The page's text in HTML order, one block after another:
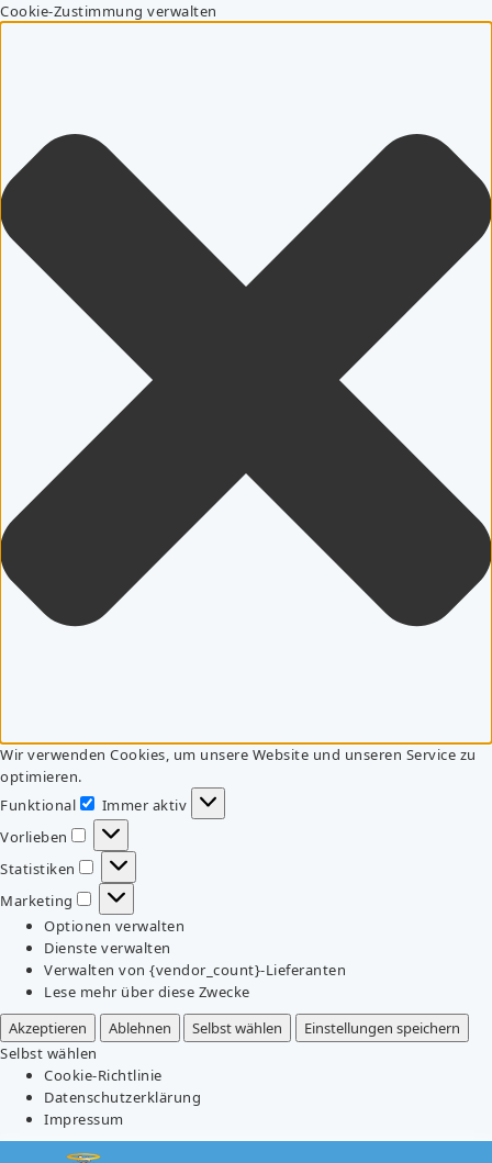
Cookie-Zustimmung verwalten
Wir verwenden Cookies, um unsere Website und unseren Service zu
optimieren.
Funktional
Funktional
Immer aktiv
Vorlieben
Vorlieben
Statistiken
Statistiken
Marketing
Marketing
Optionen verwalten
Dienste verwalten
Verwalten von {vendor_count}-Lieferanten
Lese mehr über diese Zwecke
Akzeptieren
Ablehnen Selbst wählen
Einstellungen speichern
Selbst wählen
Cookie-Richtlinie
Datenschutzerklärung
Impressum